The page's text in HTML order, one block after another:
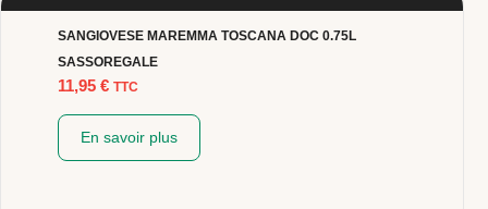
SANGIOVESE MAREMMA TOSCANA DOC 0.75L
SASSOREGALE
11,95 € TTC
En savoir plus